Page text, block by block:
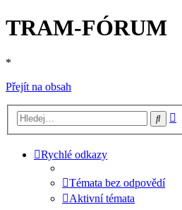
TRAM-FÓRUM
*
Přejít na obsah
Hledat
Rychlé odkazy
Témata bez odpovědí
Aktivní témata